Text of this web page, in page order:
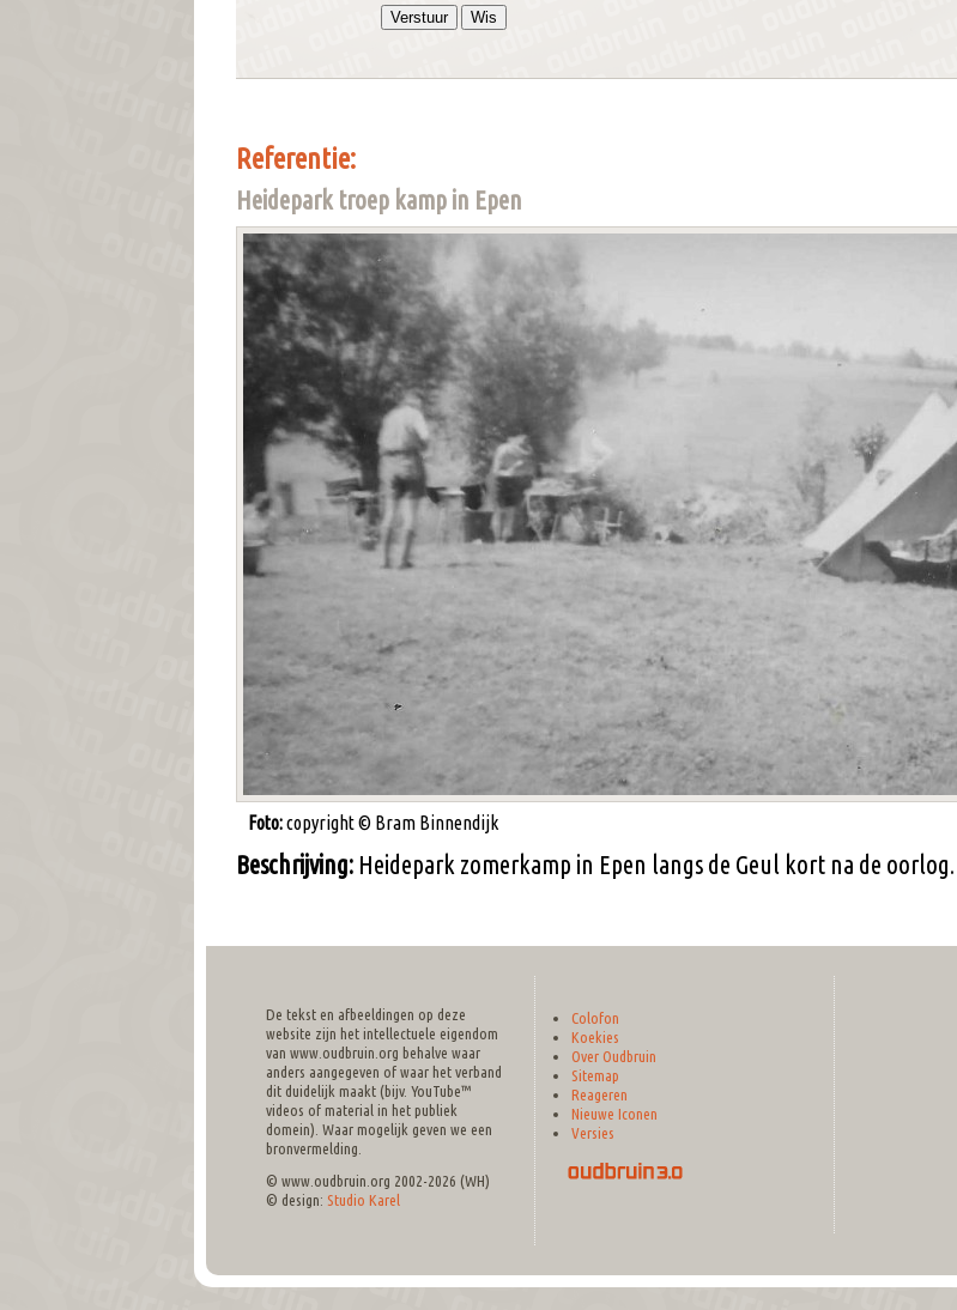
Referentie:
Heidepark troep kamp in Epen
Foto:copyright © Bram Binnendijk
Beschrijving: Heidepark zomerkamp in Epen langs de Geul kort na de oorlog.
De tekst en afbeeldingen op deze
website zijn het intellectuele eigendom
van www.oudbruin.org behalve waar
anders aangegeven of waar het verband
dit duidelijk maakt (bijv. YouTube™
videos of material in het publiek
domein). Waar mogelijk geven we een
bronvermelding.
© www.oudbruin.org 2002-2026 (WH)
© design: Studio Karel
Colofon
Koekies
Over Oudbruin
Sitemap
Reageren
Nieuwe Iconen
Versies